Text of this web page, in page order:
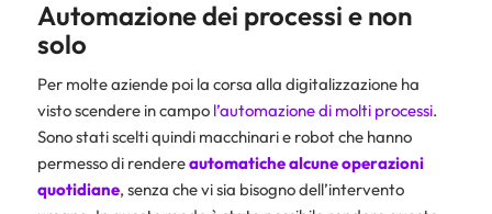
Automazione dei processi e non
solo
Per molte aziende poi la corsa alla digitalizzazione ha
visto scendere in campo l’automazione di molti processi.
Sono stati scelti quindi macchinari e robot che hanno
permesso di rendereautomatiche alcune operazioni
quotidiane, senza che vi sia bisogno dell’intervento